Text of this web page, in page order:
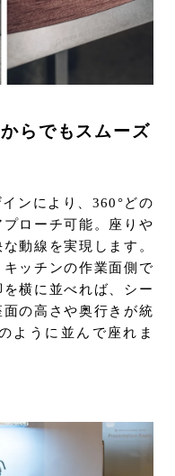
らでもスムーズ
ンにより、360°どの
ローチ可能。座りや
動線を実現します。
ッチンの作業面側で
横に並べれば、シー
の高さや奥行きが統
ように並んで座れま